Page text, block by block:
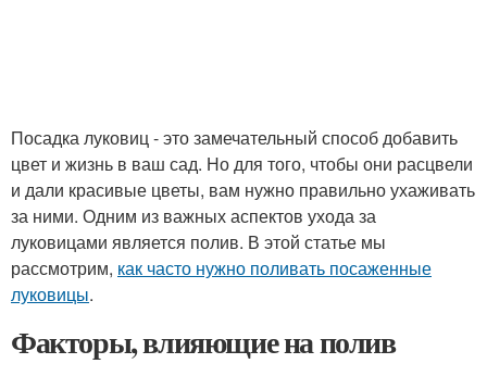
Посадка луковиц - это замечательный способ добавить
цвет и жизнь в ваш сад. Но для того, чтобы они расцвели
и дали красивые цветы, вам нужно правильно ухаживать
за ними. Одним из важных аспектов ухода за
луковицами является полив. В этой статье мы
рассмотрим, как часто нужно поливать посаженные
луковицы.
Факторы, влияющие на полив